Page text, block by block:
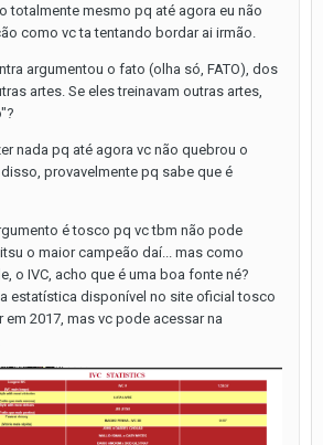
totalmente mesmo pq até agora eu não
como vc ta tentando bordar ai irmão.
argumentou o fato (olha só, FATO), dos
artes. Se eles treinavam outras artes,
nada pq até agora vc não quebrou o
provavelmente pq sabe que é
é tosco pq vc tbm não pode
o maior campeão daí... mas como
o IVC, acho que é uma boa fonte né?
estatística disponível no site oficial tosco
em 2017, mas vc pode acessar na